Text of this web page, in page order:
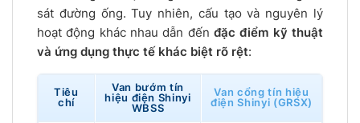
sát đường ống. Tuy nhiên, cấu tạo và nguyên lý
hoạt động khác nhau dẫn đến đặc điểm kỹ thuật
và ứng dụng thực tế khác biệt rõ rệt:
Tiêu
chí
Van bướm tín
hiệu điện Shinyi
WBSS
Van cổng tín hiệu
điện Shinyi (GRSX)